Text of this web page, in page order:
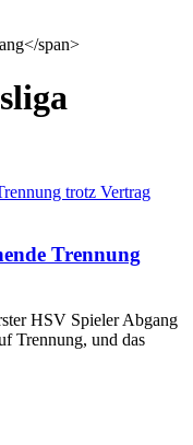
span>
Trennung
HSV Spieler Abgang
Trennung, und das